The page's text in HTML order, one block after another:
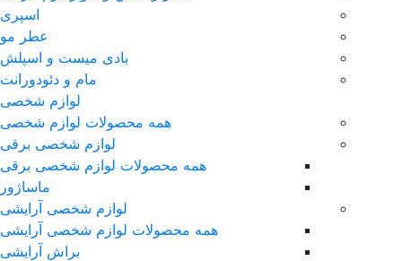
اسپری
عطر مو
بادی میست و اسپلش
مام و دئودورانت
لوازم شخصی
همه محصولات لوازم شخصی
لوازم شخصی برقی
همه محصولات لوازم شخصی برقی
ماساژور
لوازم شخصی آرایشی
همه محصولات لوازم شخصی آرایشی
براش آرایشی